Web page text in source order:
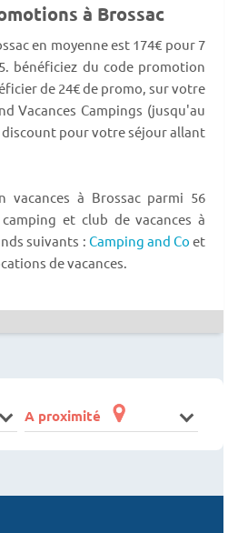
à Brossac
en moyenne est 174€ pour 7
bénéficiez du code promotion
de 24€ de promo, sur votre
Vacances Campings (jusqu'au
discount pour votre séjour allant
vacances à Brossac parmi 56
et club de vacances à
suivants : Camping and Co et
de vacances.
A proximité